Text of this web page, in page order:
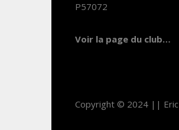
P57072
Voir la page du club…
Copyright © 2024 ||